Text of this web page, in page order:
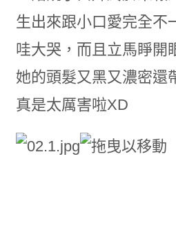
生出來跟小口愛完全不
哇大哭，而且立馬睜開
她的頭髮又黑又濃密還
真是太厲害啦XD